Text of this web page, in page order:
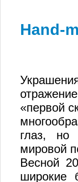
Нand-
«первой
глаз, но
мировой
Весной
широкие